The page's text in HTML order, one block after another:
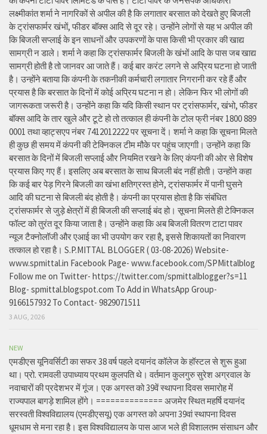
लक्ष्मीकांत शर्मा ने नागरिकों से अपील की है कि लगातार बरसात को देखते हुए बिजली
के ट्रांसफार्मर खंभों, फीडर बॉक्स आदि से दूर रहे। उन्होंने लोगों से यह भ अपील की
कि बिजली सप्लाई के इन साधनों और उपकरणों के पास किसी भी प्रकार की खाद्य
सामग्री न डाले। शर्मा ने कहा कि ट्रांसफार्मर बिजली के खंभों आदि के पास जब खाद्य
सामग्री होती है तो जानवर आ जाते हैं। कई बार करंट लगने से अप्रिय घटना हो जाती
है। उन्होंने बताया कि कंपनी के तकनीकी कर्मचारी लगातार निगरानी कर रहे हैं और
प्रयास है कि बरसात के दिनों में कोई अप्रिय घटना न हो। लेकिन फिर भी लोगों की
जागरूकता जरूरी है। उन्होंने कहा कि यदि किसी स्थान पर ट्रांसफार्मर, खंभो, फीडर
बॉक्स आदि के तार खुले और टूटे हो तो तत्काल ही कंपनी के टोल फ्री नंबर 1800 889
0001 तथा व्हाट्सएप नंबर 7412012222 पर सूचना दें। शर्मा ने कहा कि सूचना मिलते
ही कुछ ही समय में कंपनी की टेक्निकल टीम मौके पर पहुंच जाएगाी। उन्होंने कहा कि
बरसात के दिनों में बिजली सप्लाई और नियमित रखने के लिए कंपनी की ओर से विशेष
प्रयास किए गए हैं। इसलिए अब बरसात के साथ बिजली बंद नहीं होती। उन्होंने कहा
कि कई बार पेड़ गिरने बिजली का खंभा क्षतिग्रस्त होने, ट्रांसफार्मर में पानी घुसने
आदि की घटना से बिजली बंद होती है। कंपनी का प्रयास होता है कि संबंधित
ट्रांसफार्मर से जुड़े क्षेत्रों में ही बिजली की सप्लाई बंद हो। सूचना मिलते ही टेक्निकल
फॉल्ट को तुरंत दूर किया जाता है। उन्होंने कहा कि अब बिजली वितरण टाटा पावर
न्यूज टैक्नोलॉजी और एआई का भी उपयोग कर रहा है, इससे शिकायतों का निवारण
तत्काल हो रहा है। S.P.MITTAL BLOGGER ( 03-08-2026) Website-
www.spmittal.in Facebook Page- www.facebook.com/SPMittalblog
Follow me on Twitter- https://twitter.com/spmittalblogger?s=11
Blog- spmittal.blogspot.com To Add in WhatsApp Group-
9166157932 To Contact- 9829071511
3 AUG, 2026
NEW
एमडीएस यूनिवर्सिटी का सफर 38 वर्ष पहले दयानंद कॉलेज के हॉस्टल से शुरू हुआ
था। प्रो. रामवली उपाध्याय प्रथम कुलपति थे। वर्तमान कुलगुरु सुरेश अग्रवाल के
नवाचारों की प्रदेशभर में गूंज। एक अगस्त को 39वें स्थापना दिवस समारोह में
राज्यपाल बागड़े शामिल होंगे। ============== अजमेर स्थित महर्षि दयानंद
सरस्वती विश्वविद्यालय (एमडीएसयू) एक अगस्त को अपना 39वां स्थापना दिवस
धूमधाम से मना रहा है। इस विश्वविद्यालय के पास आज भले ही विशालतम संसाधन और